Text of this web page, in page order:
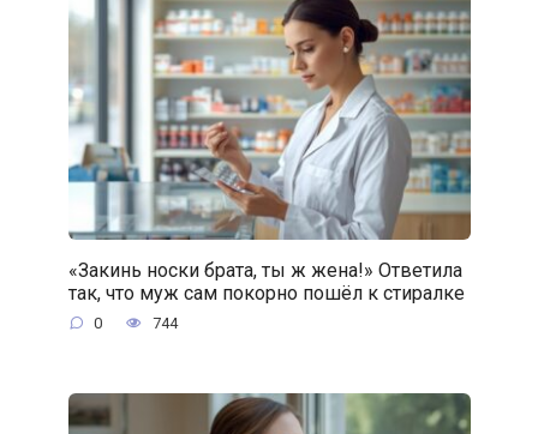
«Закинь носки брата, ты ж жена!» Ответила
так, что муж сам покорно пошёл к стиралке
0 744